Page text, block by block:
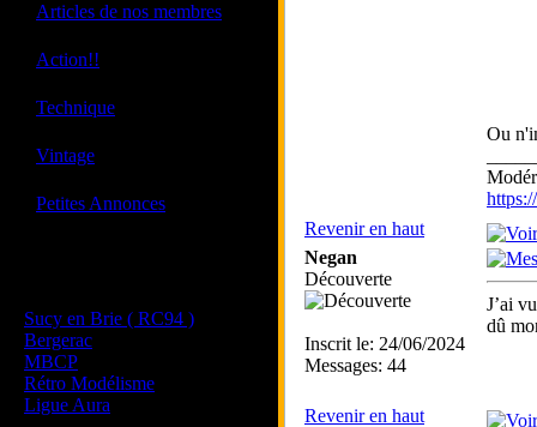
Articles de nos membres
Action!!
Technique
Vintage
Petites Annonces
Sucy en Brie ( RC94 )
Bergerac
MBCP
Rétro Modélisme
Ligue Aura
Ou
Revenir en haut
Negan
Découverte
Inscrit le: 24/06/2024
Messages: 44
J’ai
dû
Revenir en haut